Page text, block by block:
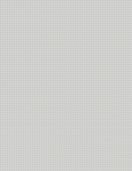
0X 0.285 mm
01X 0.33 mm
02X 0.37 mm
03X 0.405 mm